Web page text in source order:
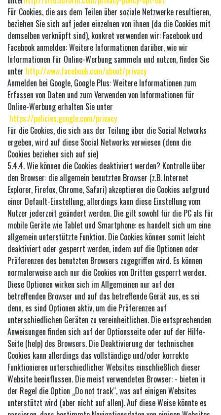
Für Cookies, die aus dem Teilen über soziale Netzwerke resultieren,
beziehen Sie sich auf jeden einzelnen von ihnen (da die Cookies mit
demselben verknüpft sind), konkret verwenden wir: Facebook und
Facebook anmelden: Weitere Informationen darüber, wie wir
Informationen für Online-Werbung sammeln und nutzen, finden Sie
unter http://www.facebook.com/about/privacy
Anmelden bei Google, Google Plus: Weitere Informationen zum
Erfassen von Daten und zum Verwenden von Informationen für
Online-Werbung erhalten Sie unter
https://policies.google.com/privacy
Für die Cookies, die sich aus der Teilung über die Social Networks
ergeben, wird auf diese Social Networks verwiesen (denn die
Cookies beziehen sich auf sie)
5.4.4. Wie können die Cookies deaktiviert werden? Kontrolle über
den Browser: die allgemein benutzten Browser (z.B. Internet
Explorer, Firefox, Chrome, Safari) akzeptieren die Cookies aufgrund
einer Default-Einstellung, allerdings kann diese Einstellung vom
Nutzer jederzeit geändert werden. Die gilt sowohl für die PC als für
mobile Geräte wie Tablet und Smartphone: es handelt sich um eine
allgemein unterstützte Funktion. Die Cookies können somit leicht
deaktiviert oder gesperrt werden, indem auf die Optionen oder
Präferenzen des benutzten Browsers zugegriffen wird. Es können
normalerweise auch nur die Cookies von Dritten gesperrt werden.
Diese Optionen wirken sich im Allgemeinen nur auf den
betreffenden Browser und auf das betreffende Gerät aus, es sei
denn, es sind Optionen aktiv, um die Präferenzen auf
unterschiedlichen Geräten zu vereinheitlichen. Die entsprechenden
Anweisungen finden sich auf der Optionsseite oder auf der Hilfe-
Seite (help) des Browsers. Die Deaktivierung der technischen
Cookies kann allerdings das vollständige und/oder korrekte
Funktionieren unterschiedlicher Websites einschließlich dieser
Website beeinflussen. Die meist verwendeten Browser: - bieten in
der Regel die Option „Do not track“, was auf einigen Websites
unterstützt wird (aber nicht auf allen). Auf diese Weise könnte es